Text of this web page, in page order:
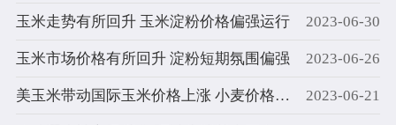
玉米走势有所回升 玉米淀粉价格偏强运行 2023-06-30
玉米市场价格有所回升 淀粉短期氛围偏强 2023-06-26
美玉米带动国际玉米价格上涨 小麦价格仍低于玉米 2023-06-21